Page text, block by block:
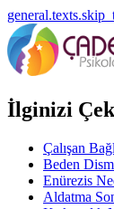
İlginizi
Çalışan
Beden
Enürezis
Aldatma